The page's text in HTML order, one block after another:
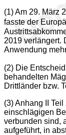
(1) Am 29. März
fasste der
2019 verlängert.
Anwendung
(2) Die
behandelten
Drittländer bzw.
(3) Anhang II Teil
einschlägigen
verbunden sind,
aufgeführt, in